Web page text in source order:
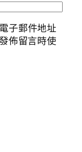
子郵件地址
佈留言時使